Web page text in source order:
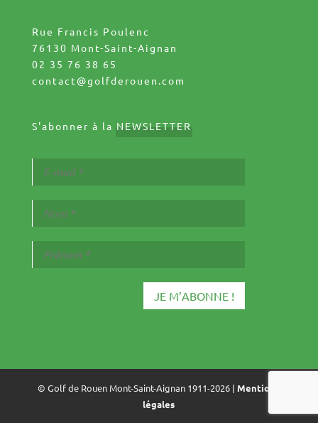
Rue Francis Poulenc
76130 Mont-Saint-Aignan
02 35 76 38 65
contact@golfderouen.com
S'abonner à la NEWSLETTER
© Golf de Rouen Mont-Saint-Aignan 1911-2026 |Mentions
légales